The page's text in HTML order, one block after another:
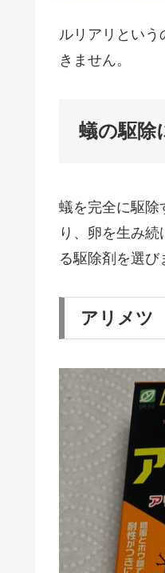
ルリアリという
きません。
蟻の駆除
蟻を完全に駆除
り、卵を生み
る駆除剤を選び
アリメツ